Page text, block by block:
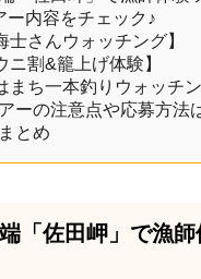
ー内容をチェック♪
士さんウォッチング】
ニ割&籠上げ体験】
まち一本釣りウォッチン
ーの注意点や応募方法
まとめ
「佐田岬」で漁